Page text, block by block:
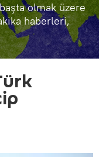
olmak üzere
haberleri,